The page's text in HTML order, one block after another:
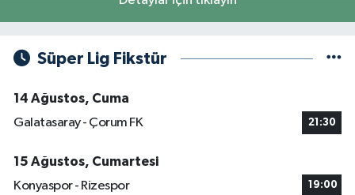
Süper Lig Fikstür
14 Ağustos, Cuma
Galatasaray - Çorum FK
21:30
15 Ağustos, Cumartesi
Konyaspor - Rizespor
19:00